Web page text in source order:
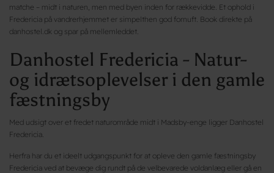
matche – midt i naturen, men med byen inden for rækkevidde. Et ophold i
Fredericia på vandrerhjemmet er simpelthen god fornuft. Book direkte på
danhostel.dk og spar på mellemleddet.
Danhostel Fredericia - Natur-
og idrætsoplevelser i den gamle
fæstningsby
Med udsigt over et fredet naturområde midt i Madsby-enge ligger Danhostel
Fredericia.
Herfra har du et ideelt udgangspunkt for at opleve den gamle fæstningsby
Fredericia ved at bevæge dig rundt på de velbevarede voldanlæg eller gå en